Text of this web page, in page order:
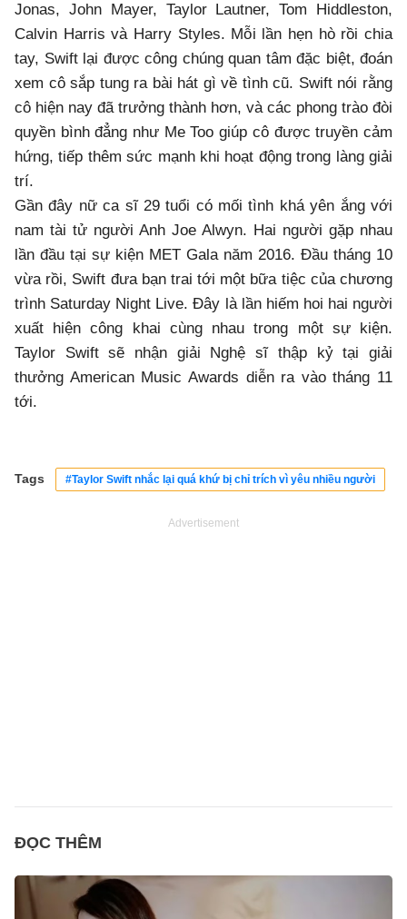
Jonas, John Mayer, Taylor Lautner, Tom Hiddleston,
Calvin Harris và Harry Styles. Mỗi lần hẹn hò rồi chia
tay, Swift lại được công chúng quan tâm đặc biệt, đoán
xem cô sắp tung ra bài hát gì về tình cũ. Swift nói rằng
cô hiện nay đã trưởng thành hơn, và các phong trào đòi
quyền bình đẳng như Me Too giúp cô được truyền cảm
hứng, tiếp thêm sức mạnh khi hoạt động trong làng giải
trí.
Gần đây nữ ca sĩ 29 tuổi có mối tình khá yên ắng với
nam tài tử người Anh Joe Alwyn. Hai người gặp nhau
lần đầu tại sự kiện MET Gala năm 2016. Đầu tháng 10
vừa rồi, Swift đưa bạn trai tới một bữa tiệc của chương
trình Saturday Night Live. Đây là lần hiếm hoi hai người
xuất hiện công khai cùng nhau trong một sự kiện.
Taylor Swift sẽ nhận giải Nghệ sĩ thập kỷ tại giải
thưởng American Music Awards diễn ra vào tháng 11
tới.
Tags #Taylor Swift nhắc lại quá khứ bị chỉ trích vì yêu nhiều người
Advertisement
ĐỌC THÊM